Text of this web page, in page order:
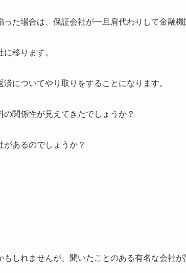
た場合は、保証会社が一旦肩代わりして金融機
移ります。
についてやり取りをすることになります。
関係性が見えてきたでしょうか？
あるのでしょうか？
しれませんが、聞いたことのある有名な会社